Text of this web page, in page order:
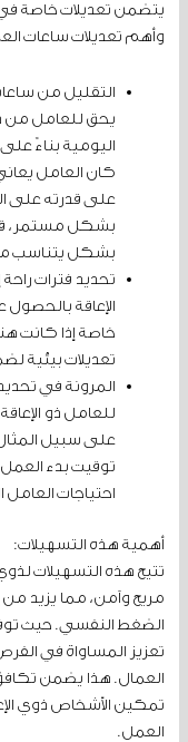
يتضمن تعديلات خاصة في
وأهم تعديلات ساعات
التقليل من
يحق للعامل من
اليومية بناءً
كان العامل
على قدرته على
بشكل مستمر،
بشكل يتناسب
تحديد فترات
الإعاقة
خاصة إذا كانت
تعديلات بيئية
المرونة في
للعامل ذو
على سبيل
توقيت بدء
احتياجات العامل
أهمية هذه التسهيلات:
تتيح هذه التسهيلات
مريح وآمن، مما يزيد من
الضغط النفسي. حيث
تعزيز المساواة في
العمال. هذا يضمن
تمكين الأشخاص ذوي
العمل.